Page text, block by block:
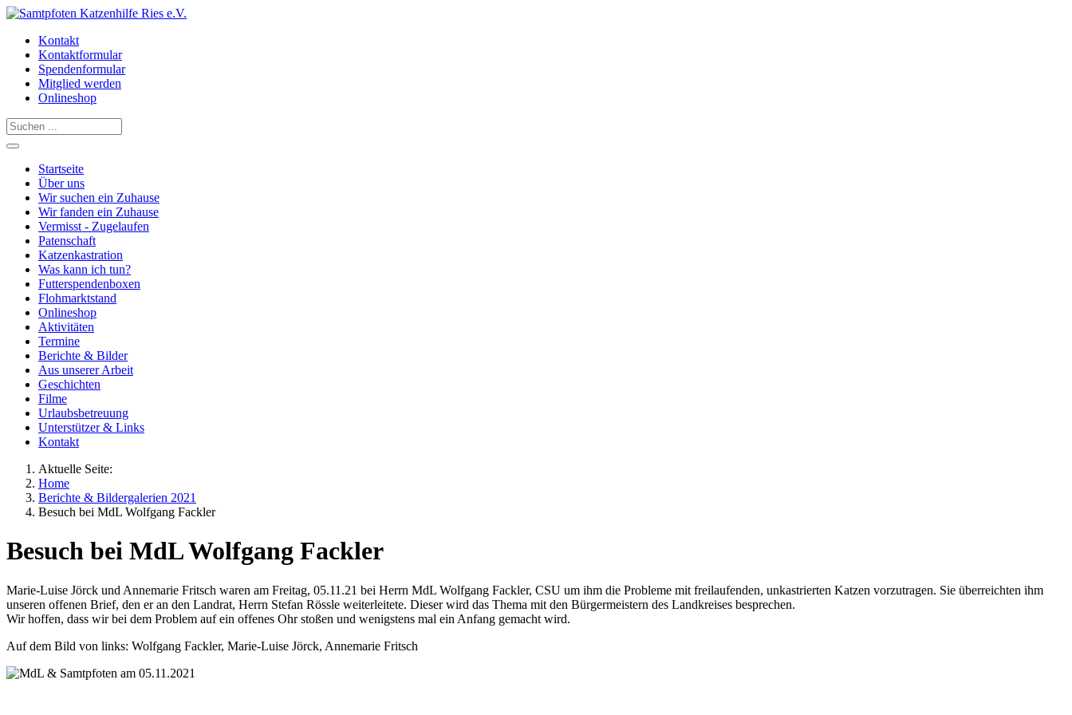
Kontakt
Kontaktformular
Spendenformular
Mitglied werden
Onlineshop
Startseite
Über uns
Wir suchen ein Zuhause
Wir fanden ein Zuhause
Vermisst - Zugelaufen
Patenschaft
Katzenkastration
Was kann ich tun?
Futterspendenboxen
Flohmarktstand
Onlineshop
Aktivitäten
Termine
Berichte & Bilder
Aus unserer Arbeit
Geschichten
Filme
Urlaubsbetreuung
Unterstützer & Links
Kontakt
Aktuelle Seite:
Home
Berichte & Bildergalerien 2021
Besuch bei MdL Wolfgang Fackler
Besuch bei MdL Wolfgang Fackler
Marie-Luise Jörck und Annemarie Fritsch waren am Freitag, 05.11.21 bei Herrn MdL Wolfgang Fackler, CSU um ihm die Probleme mit freilaufenden, unkastrierten Katzen vorzutragen. Sie überreichten ihm
unseren offenen Brief, den er an den Landrat, Herrn Stefan Rössle weiterleitete. Dieser wird das Thema mit den Bürgermeistern des Landkreises besprechen.
Wir hoffen, dass wir bei dem Problem auf ein offenes Ohr stoßen und wenigstens mal ein Anfang gemacht wird.
Auf dem Bild von links: Wolfgang Fackler, Marie-Luise Jörck, Annemarie Fritsch